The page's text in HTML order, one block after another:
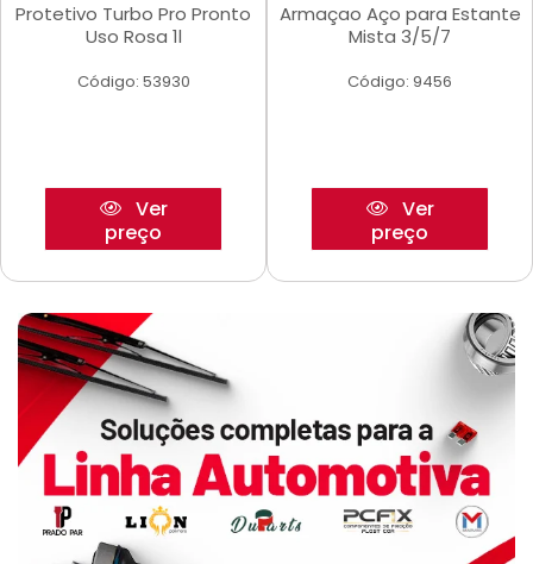
Protetivo Turbo Pro Pronto
Uso Rosa 1l
Código: 53930
Ver
preço
Armaçao Aço para Estante
Mista 3/5/7
Código: 9456
Ver
preço